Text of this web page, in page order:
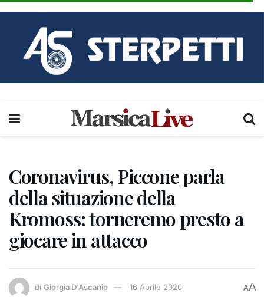
Coronavirus, Piccone parla
della situazione della
Kromoss: torneremo presto a
giocare in attacco
di Giorgia D'Ascanio 16 Aprile 2020 AA